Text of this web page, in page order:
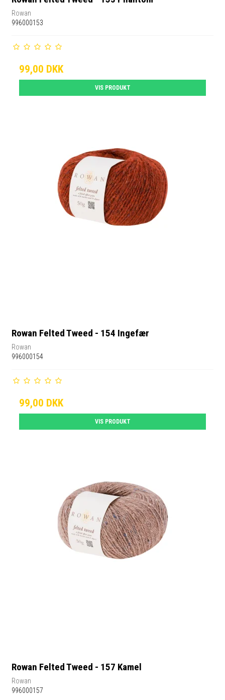
Rowan
996000153
99,00 DKK
VIS PRODUKT
Rowan Felted Tweed - 154 Ingefær
Rowan
996000154
99,00 DKK
VIS PRODUKT
Rowan Felted Tweed - 157 Kamel
Rowan
996000157